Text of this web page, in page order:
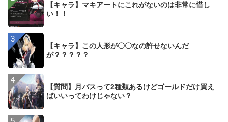
【キャラ】マキアートにこれがないのは非常に惜し
い！！
【キャラ】この人形が〇〇なの許せないんだ
が？？？？？
【質問】月パスって2種類あるけどゴールドだけ買え
ばいいってわけじゃない？